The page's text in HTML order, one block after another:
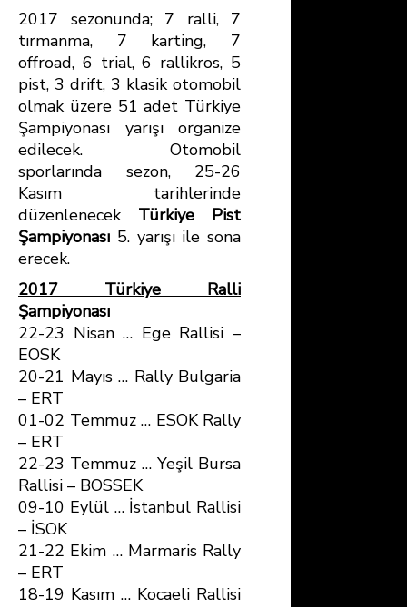
2017 sezonunda; 7 ralli, 7
tırmanma, 7 karting, 7
offroad, 6 trial, 6 rallikros, 5
pist, 3 drift, 3 klasik otomobil
olmak üzere 51 adet Türkiye
Şampiyonası yarışı organize
edilecek. Otomobil
sporlarında sezon, 25-26
Kasım tarihlerinde
düzenlenecek Türkiye Pist
Şampiyonası 5. yarışı ile sona
erecek.
2017 Türkiye Ralli
Şampiyonası
22-23 Nisan … Ege Rallisi –
EOSK
20-21 Mayıs … Rally Bulgaria
– ERT
01-02 Temmuz … ESOK Rally
– ERT
22-23 Temmuz … Yeşil Bursa
Rallisi – BOSSEK
09-10 Eylül … İstanbul Rallisi
– İSOK
21-22 Ekim … Marmaris Rally
– ERT
18-19 Kasım … Kocaeli Rallisi